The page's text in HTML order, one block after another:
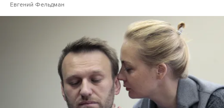
Евгений Фельдман